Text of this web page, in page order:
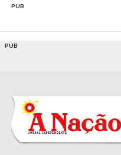
PUB
PUB